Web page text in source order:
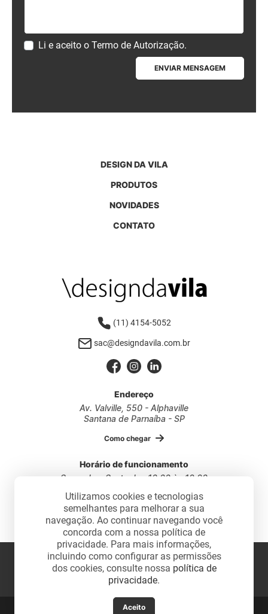
Li e aceito o Termo de Autorização.
ENVIAR MENSAGEM
DESIGN DA VILA
PRODUTOS
NOVIDADES
CONTATO
(11) 4154-5052
sac@designdavila.com.br
Endereço
Av. Valville, 550 - Alphaville
Santana de Parnaíba - SP
Como chegar
Horário de funcionamento
Segunda a Sexta das 10:00 às 18:30
2026 - Design da Vila. Todos os direitos reservados.
Desenvolvido por:
Utilizamos cookies e tecnologias
semelhantes para melhorar a sua
navegação. Ao continuar navegando você
concorda com a nossa política de
privacidade. Para mais informações,
incluindo como configurar as permissões
dos cookies, consulte nossa política de
privacidade.
Aceito